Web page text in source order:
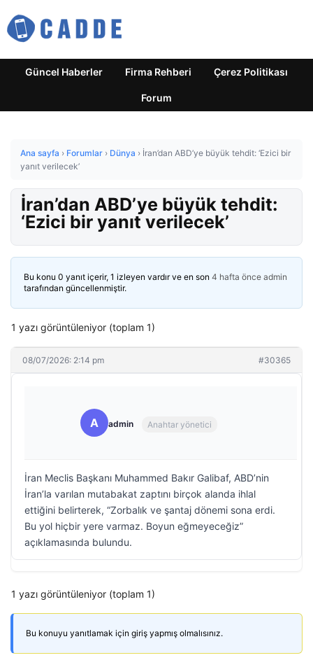
Güncel Haberler Firma Rehberi Çerez Politikası
Forum
Ana sayfa › Forumlar › Dünya › İran’dan ABD’ye büyük tehdit: ‘Ezici bir
yanıt verilecek’
İran’dan ABD’ye büyük tehdit:
‘Ezici bir yanıt verilecek’
Bu konu 0 yanıt içerir, 1 izleyen vardır ve en son 4 hafta önce admin
tarafından güncellenmiştir.
1 yazı görüntüleniyor (toplam 1)
08/07/2026: 2:14 pm #30365
A admin Anahtar yönetici
İran Meclis Başkanı Muhammed Bakır Galibaf, ABD’nin
İran’la varılan mutabakat zaptını birçok alanda ihlal
ettiğini belirterek, “Zorbalık ve şantaj dönemi sona erdi.
Bu yol hiçbir yere varmaz. Boyun eğmeyeceğiz”
açıklamasında bulundu.
1 yazı görüntüleniyor (toplam 1)
Bu konuyu yanıtlamak için giriş yapmış olmalısınız.